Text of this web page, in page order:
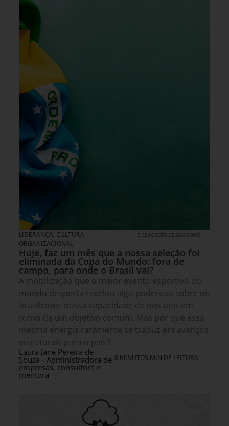
LIDERANÇA, CULTURA
ORGANIZACIONAL
5 DE AGOSTO DE 2026 08H00
Hoje, faz um mês que a nossa seleção foi
eliminada da Copa do Mundo: fora de
campo, para onde o Brasil vai?
A mobilização que o maior evento esportivo do
mundo desperta revelou algo poderoso sobre os
brasileiros: nossa capacidade de nos unir em
torno de um objetivo comum. Mas por que essa
mesma energia raramente se traduz em avanços
estruturais para o país?
Laura Jane Pereira de
Souza - Administradora de
empresas, consultora e
mentora
8 MINUTOS MIN DE LEITURA